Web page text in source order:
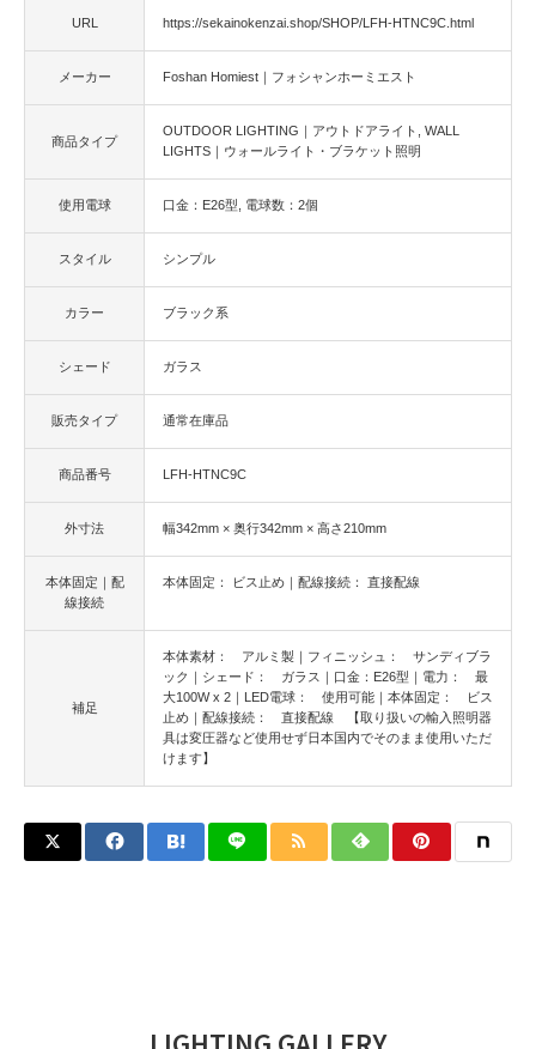
URL https://sekainokenzai.shop/SHOP/LFH-HTNC9C.html
メーカー Foshan Homiest｜フォシャンホーミエスト
商品タイプ
OUTDOOR LIGHTING｜アウトドアライト
WALL
LIGHTS｜ウォールライト・ブラケット照明
使用電球 口金：E26型 電球数：2個
スタイル シンプル
カラー ブラック系
シェード ガラス
販売タイプ 通常在庫品
商品番号 LFH-HTNC9C
外寸法 幅342mm × 奥行342mm × 高さ210mm
本体固定｜配
線接続
本体固定： ビス止め｜配線接続： 直接配線
補足
本体素材： アルミ製｜フィニッシュ： サンディブラ
ック｜シェード： ガラス｜口金：E26型｜電力： 最
大100W x 2｜LED電球： 使用可能｜本体固定： ビス
止め｜配線接続： 直接配線 【取り扱いの輸入照明器
具は変圧器など使用せず日本国内でそのまま使用いただ
けます】